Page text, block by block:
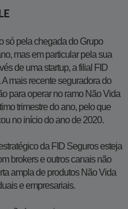
só pela chegada do Grupo
mas em particular pela sua
de uma startup, a filial FID
mais recente seguradora do
para operar no ramo Não Vida
trimestre do ano, pelo que
no início do ano de 2020.
da FID Seguros esteja
brokers e outros canais não
ampla de produtos Não Vida
e empresariais.